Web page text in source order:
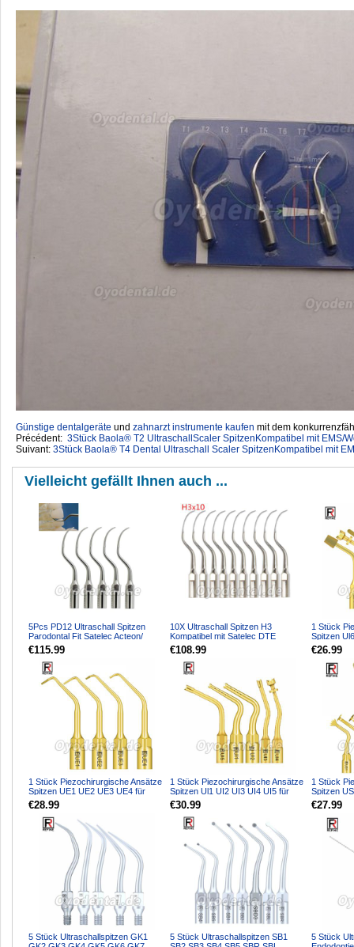
Günstige dentalgeräte ‎ und zahnarzt instrumente kaufen mit dem
Précédent: 3Stück Baola® T2 UltraschallScaler SpitzenKompatibel mit EMS/
Suivant: 3Stück Baola® T4 Dental Ultraschall Scaler SpitzenKompatibel mit
Vielleicht gefällt Ihnen auch ...
5Pcs PD12 Ultraschall Spitzen
Parodontal Fit Satelec Acteon/
woodpecker DTE Ultr...
€115.99
10X Ultraschall Spitzen H3
Kompatibel mit Satelec DTE
Ultraschall Handstück
€108.99
1 Stück
Spitzen
für
€26.99
1 Stück Piezochirurgische Ansätze
Spitzen UE1 UE2 UE3 UE4 für
Knochenschneiden S...
€28.99
1 Stück Piezochirurgische Ansätze
Spitzen Ul1 UI2 UI3 UI4 UI5 für
Knochenschneid...
€30.99
1 Stück
Spitzen
US3 US4
€27.99
5 Stück Ultraschallspitzen GK1
5 Stück Ultraschallspitzen SB1
5 Stück